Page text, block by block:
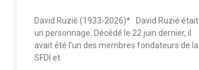
David Ruzié (1933-2026)* David Ruzié était
un personnage. Décédé le 22 juin dernier, il
avait été l’un des membres fondateurs de la
SFDI et